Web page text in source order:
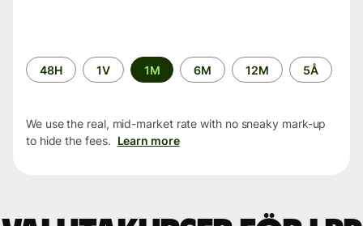
Time
period
48H 1V 1M 6M 12M 5Å
We use the real, mid-market rate with no sneaky mark-up
to hide the fees. Learn more